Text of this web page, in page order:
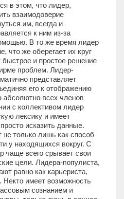
в этом, что лидер,
взаимодоверие
им, всегда и
к ним из-за
В то же время лидер
что же оберегает их круг
быстрое и простое решение
проблем. Лидер-
представляет
его к отображению
всех членов
с коллективом лидер
лексику и имеет
исказить данные.
только лишь как способ
у находящихся вокруг. С
чаще всего срывает свои
цели. Лидера-популиста,
равно как карьериста,
Некто имеет возможность
сознанием и